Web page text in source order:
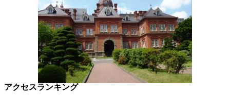
アクセスランキング